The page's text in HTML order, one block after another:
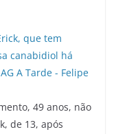
49 anos, não
de 13, após